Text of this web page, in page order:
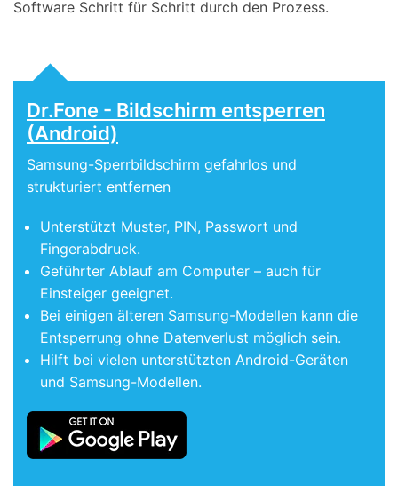
Software Schritt für Schritt durch den Prozess.
Dr.Fone - Bildschirm entsperren
(Android)
Samsung-Sperrbildschirm gefahrlos und
strukturiert entfernen
Unterstützt Muster, PIN, Passwort und
Fingerabdruck.
Geführter Ablauf am Computer – auch für
Einsteiger geeignet.
Bei einigen älteren Samsung-Modellen kann die
Entsperrung ohne Datenverlust möglich sein.
Hilft bei vielen unterstützten Android-Geräten
und Samsung-Modellen.